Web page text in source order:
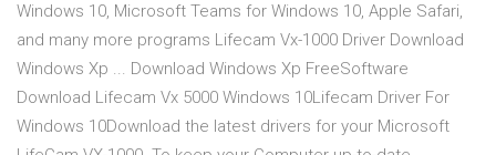
Windows 10, Microsoft Teams for Windows 10, Apple Safari,
and many more programs Lifecam Vx-1000 Driver Download
Windows Xp ... Download Windows Xp FreeSoftware
Download Lifecam Vx 5000 Windows 10Lifecam Driver For
Windows 10Download the latest drivers for your Microsoft